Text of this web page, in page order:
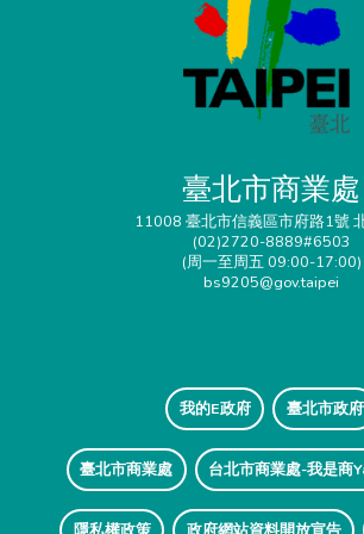
臺北市商業處
11008 臺北市信義區市府路1號
(02)2720-8889#6503
(周一至周五 09:00-17:00)
bs9205@gov.taipei
我的E政府 臺北市政府
臺北市商業處 台北市商業處-我是商